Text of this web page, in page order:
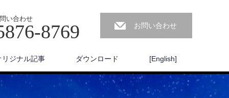
い合わせ
8769 お問い合わせ
リジナル記事 ダウンロード [English]